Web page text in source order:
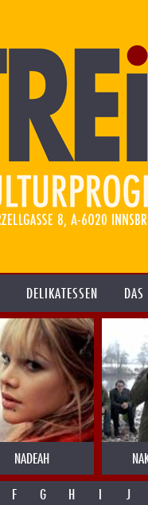
DELIKATESSEN
NADEAH
F G H I J